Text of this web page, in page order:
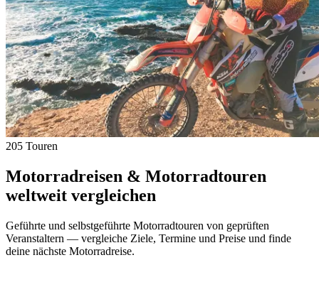
205 Touren
Motorradreisen & Motorradtouren
weltweit vergleichen
Geführte und selbstgeführte Motorradtouren von geprüften
Veranstaltern — vergleiche Ziele, Termine und Preise und finde
deine nächste Motorradreise.